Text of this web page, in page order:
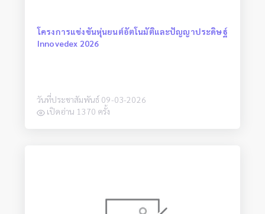
โครงการแข่งขันหุ่นยนต์อัตโนมัติและปัญญาประดิษฐ์
Innovedex 2026
วันที่ประชาสัมพันธ์ 09-03-2026
เปิดอ่าน 1370 ครั้ง